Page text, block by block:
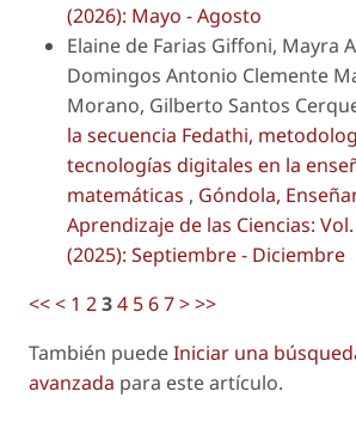
(2026): Mayo - Agosto
Elaine de Farias Giffoni, Mayra
Domingos Antonio Clemente
Morano, Gilberto Santos
la secuencia Fedathi,
tecnologías digitales en la
matemáticas , Góndola,
Aprendizaje de las Ciencias:
(2025): Septiembre - Diciembre
<<< 1 234 567>>>
También puedeIniciar una
avanzada para este artículo.